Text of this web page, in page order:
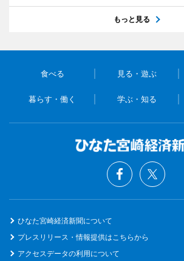
もっと見る
食べる 見る・遊ぶ
暮らす・働く 学ぶ・知る
ひなた宮崎経済新聞について
プレスリリース・情報提供はこちらから
アクセスデータの利用について